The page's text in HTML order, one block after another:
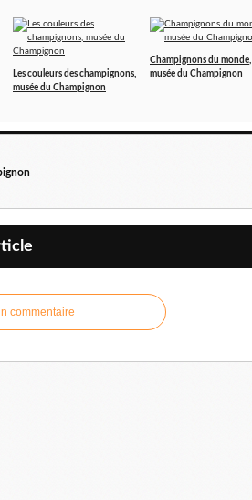
Les couleurs des champignons,
musée du Champignon
Champignons du monde,
musée du Champignon
commentaire